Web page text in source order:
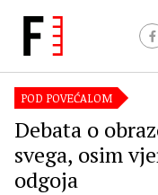
POD POVEĆALOM
Debata o
svega, osim
odgoja